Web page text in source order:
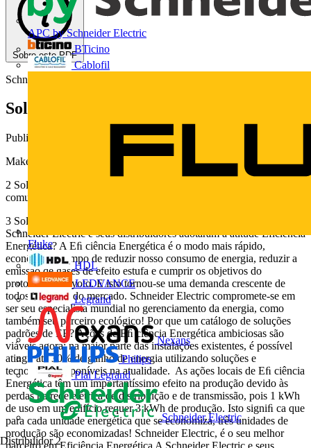
APC by Schneider Electric
BTicino
Cablofil
Fluke
HDL
LEDVANCE
Legrand
Nexans
Philips
Pial Legrand
Schneider Electric
Distribuidor 2
Sobre este PDF
Schneider Electric
Soluções em Eficiência Energética
Publicado: 7 de maio de 2010· Categoria: Catálogos
Make the most of your Energy Soluções em Eficiência Energética
2 Soluções em Eﬁ ciência Energética Desenvolver uma atitude
comum
3 Soluções em Eﬁ ciência Energética Editorial… Por que a
Schneider Electric e seus distribuidores adotaram a atitude Eficiência
Energética? A Eﬁ ciência Energética é o modo mais rápido,
econômico e limpo de reduzir nosso consumo de energia, reduzir a
emissão de gases de efeito estufa e cumprir os objetivos do
protocolo de Kyoto. E isto tornou-se uma demanda crescente de
todos os atores do mercado. Schneider Electric compromete-se em
ser seu especialista mundial no gerenciamento da energia, como
também seu parceiro ecológico! Por que um catálogo de soluções
padrões de EE? Ações de Eﬁ ciência Energética ambiciosas são
viáveis agora: na maior parte das instalações existentes, é possível
atingir até 30% de ganho de energia utilizando soluções e
tecnologias disponíveis na atualidade. As ações locais de Eﬁ ciência
Energética têm um importantíssimo efeito na produção devido às
perdas na rede elétrica de distribuição e de transmissão, pois 1 kWh
de uso em um edifício requer 3 kWh de produção. Isto signiﬁ ca que
para cada unidade energética que se economiza, três unidades de
produção são economizadas! Schneider Electric, é o seu melhor